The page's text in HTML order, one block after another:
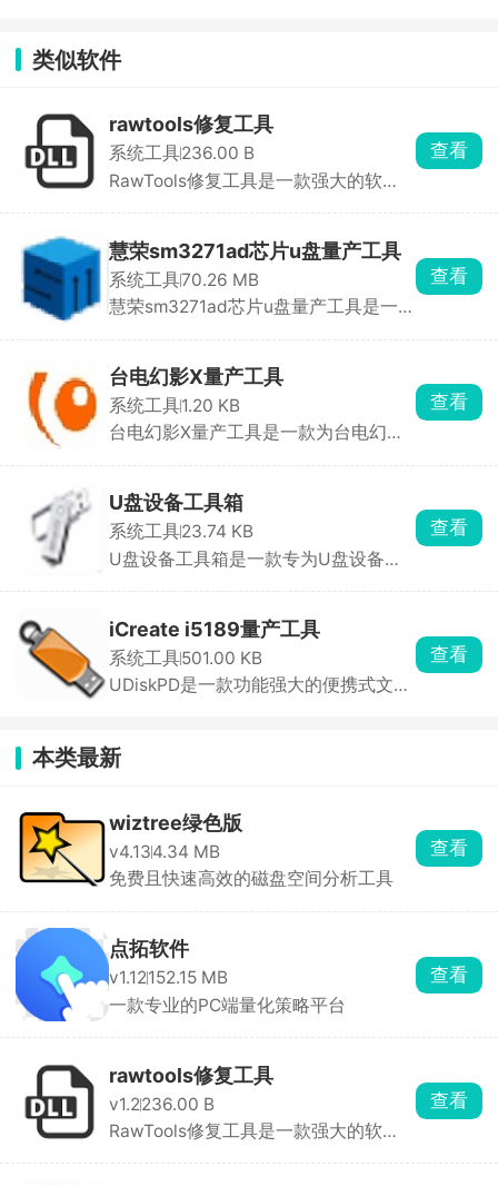
类似软件
rawtools修复工具
系统工具236.00 B
RawTools修复工具是一款强大的软
查看
慧荣sm3271ad芯片u盘量产工具
系统工具70.26 MB
慧荣sm3271ad芯片u盘量产工具是一款
查看
台电幻影X量产工具
系统工具1.20 KB
台电幻影X量产工具是一款为台电幻影X
查看
U盘设备工具箱
系统工具23.74 KB
U盘设备工具箱是一款专为U盘设备设
查看
iCreate i5189量产工具
系统工具501.00 KB
UDiskPD是一款功能强大的便携式文件
查看
本类最新
wiztree绿色版
v4.134.34 MB
免费且快速高效的磁盘空间分析工具
查看
点拓软件
v1.12152.15 MB
一款专业的PC端量化策略平台
查看
rawtools修复工具
v1.2236.00 B
RawTools修复工具是一款强大的软
查看